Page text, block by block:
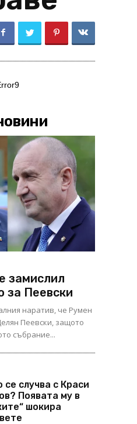
замислил
за Пеевски
наратив, че Румен
Пеевски, защото
събрание...
се случва с Краси
Появата му в
шокира